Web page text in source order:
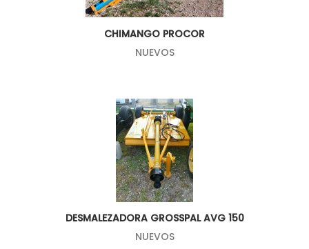
CHIMANGO PROCOR
NUEVOS
DESMALEZADORA GROSSPAL AVG 150
NUEVOS